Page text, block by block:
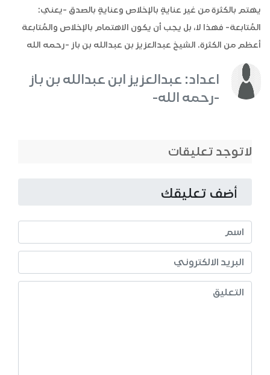
يهتم بالكثرة من غير عنايةٍ بالإخلاص وعنايةٍ بالصدق -يعني:
المُتابعة- فهذا لا، بل يجب أن يكون الاهتمام بالإخلاص والمُتابعة
أعظم من الكثرة. الشيخ عبدالعزيز بن عبدالله بن باز -رحمه الله
اعداد: عبدالعزيز ابن عبدالله بن باز
-رحمه الله-
لاتوجد تعليقات
أضف تعليقك